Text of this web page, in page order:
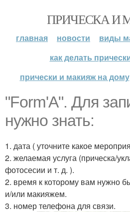
ПРИЧЕСКА И
главная новости
виды
как делать
прически и макияж на дому
"Form'A". Для
нужно знать:
1. дата ( уточните какое
2. желаемая услуга (прическа/
фотосесии и т. д. ).
2. время к которому вам нужно
и/или макияжем.
3. номер телефона для связи.